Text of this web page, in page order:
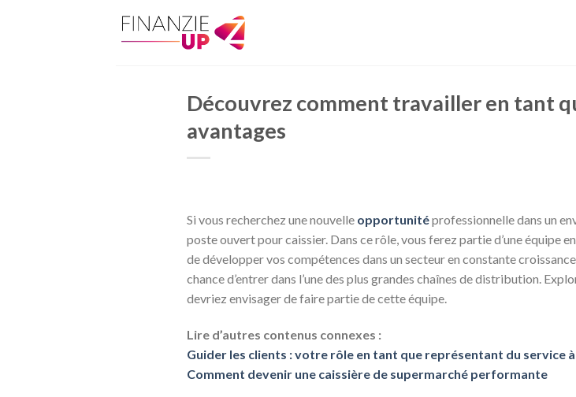
Découvrez comment travailler en tant
avantages
Si vous recherchez une nouvelle opportunitéprofessionnelle dans un
poste ouvert pour caissier. Dans ce rôle, vous ferez partie d’une équipe
de développer vos compétences dans un secteur en constante
chance d’entrer dans l’une des plus grandes chaînes de distribution.
devriez envisager de faire partie de cette équipe.
Lire d’autres contenus connexes :
Guider les clients : votre rôle en tant que représentant du service
Comment devenir une caissière de supermarché performante